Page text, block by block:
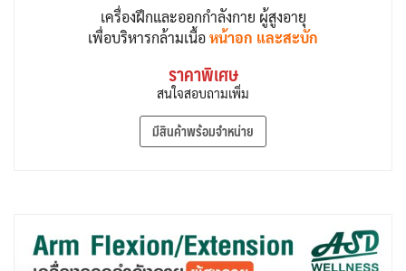
เครื่องฝึกและออกกำลังกาย ผู้สูงอายุ
เพื่อบริหารกล้ามเนื้อหน้าอก และสะบัก
ราคาพิเศษ
สนใจสอบถามเพิ่ม
มีสินค้าพร้อมจำหน่าย